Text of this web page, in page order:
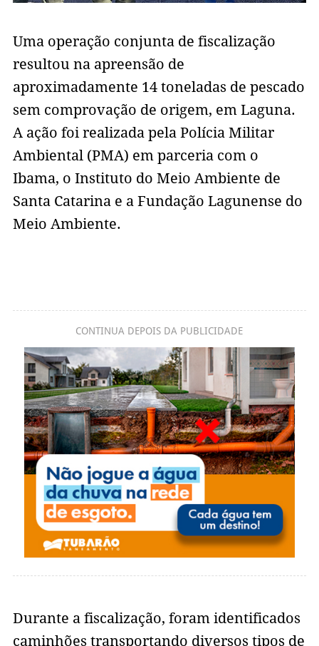
Uma operação conjunta de fiscalização
resultou na apreensão de
aproximadamente 14 toneladas de pescado
sem comprovação de origem, em Laguna.
A ação foi realizada pela Polícia Militar
Ambiental (PMA) em parceria com o
Ibama, o Instituto do Meio Ambiente de
Santa Catarina e a Fundação Lagunense do
Meio Ambiente.
CONTINUA DEPOIS DA PUBLICIDADE
Durante a fiscalização, foram identificados
caminhões transportando diversos tipos de